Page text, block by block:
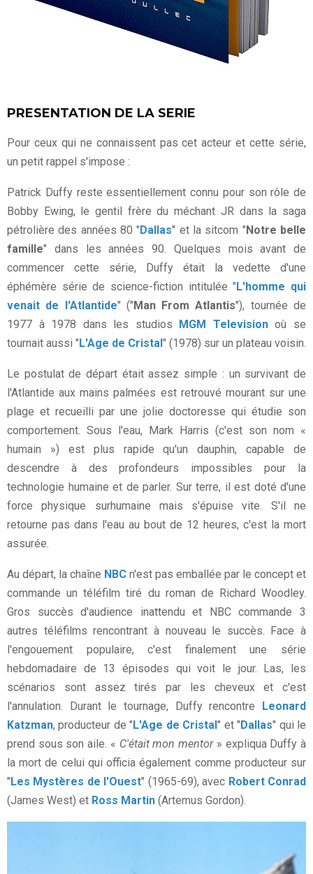
PRESENTATION DE LA SERIE
Pour ceux qui ne connaissent pas cet acteur et cette série,
un petit rappel s'impose :
Patrick Duffy reste essentiellement connu pour son rôle de
Bobby Ewing, le gentil frère du méchant JR dans la saga
pétrolière des années 80 " Dallas" et la sitcom " Notre belle
famille" dans les années 90. Quelques mois avant de
commencer cette série, Duffy était la vedette d'une
éphémère série de science-fiction intitulée " L'homme qui
venait de l'Atlantide" (" Man From Atlantis"), tournée de
1977 à 1978 dans les studios
MGM Televisionoù se
tournait aussi " L'Age de Cristal " (1978) sur un plateau voisin.
Le postulat de départ était assez simple : un survivant de
l'Atlantide aux mains palmées est retrouvé mourant sur une
plage et recueilli par une jolie doctoresse qui étudie son
comportement. Sous l'eau, Mark Harris (c'est son nom «
humain ») est plus rapide qu'un dauphin, capable de
descendre à des profondeurs impossibles pour la
technologie humaine et de parler. Sur terre, il est doté d'une
force physique surhumaine mais s'épuise vite. S'il ne
retourne pas dans l'eau au bout de 12 heures, c'est la mort
assurée.
Au départ, la chaîne NBC n'est pas emballée par le concept et
commande un téléfilm tiré du roman de Richard Woodley.
Gros succès d'audience inattendu et NBC commande 3
autres téléfilms rencontrant à nouveau le succès. Face à
l'engouement populaire, c'est finalement une série
hebdomadaire de 13 épisodes qui voit le jour. Las, les
scénarios sont assez tirés par les cheveux et c'est
l'annulation. Durant le tournage, Duffy rencontre
Leonard
Katzman, producteur de " L'Age de Cristal" et " Dallas" qui le
prend sous son aile. « C'était mon mentor» expliqua Duffy à
la mort de celui qui officia également comme producteur sur
" Les Mystères de l'Ouest" (1965-69), avec Robert Conrad
(James West) et Ross Martin (Artemus Gordon).